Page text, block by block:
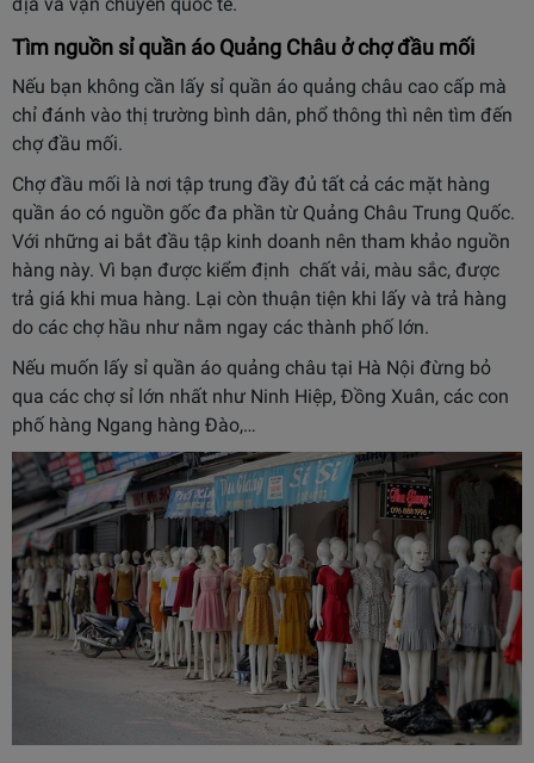
địa và vận chuyển quốc tế.
Tìm nguồn sỉ quần áo Quảng Châu ở chợ đầu mối
Nếu bạn không cần lấy sỉ quần áo quảng châu cao cấp mà
chỉ đánh vào thị trường bình dân, phổ thông thì nên tìm đến
chợ đầu mối.
Chợ đầu mối là nơi tập trung đầy đủ tất cả các mặt hàng
quần áo có nguồn gốc đa phần từ Quảng Châu Trung Quốc.
Với những ai bắt đầu tập kinh doanh nên tham khảo nguồn
hàng này. Vì bạn được kiểm định chất vải, màu sắc, được
trả giá khi mua hàng. Lại còn thuận tiện khi lấy và trả hàng
do các chợ hầu như nằm ngay các thành phố lớn.
Nếu muốn lấy sỉ quần áo quảng châu tại Hà Nội đừng bỏ
qua các chợ sỉ lớn nhất như Ninh Hiệp, Đồng Xuân, các con
phố hàng Ngang hàng Đào,…